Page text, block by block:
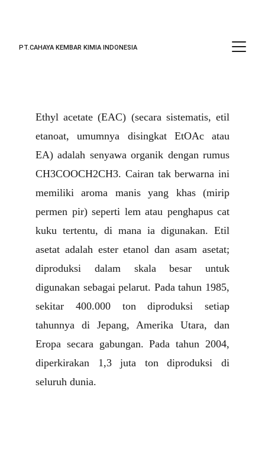
PT.CAHAYA KEMBAR KIMIA INDONESIA
Ethyl acetate (EAC) (secara sistematis, etil
etanoat, umumnya disingkat EtOAc atau
EA) adalah senyawa organik dengan rumus
CH3COOCH2CH3. Cairan tak berwarna ini
memiliki aroma manis yang khas (mirip
permen pir) seperti lem atau penghapus cat
kuku tertentu, di mana ia digunakan. Etil
asetat adalah ester etanol dan asam asetat;
diproduksi dalam skala besar untuk
digunakan sebagai pelarut. Pada tahun 1985,
sekitar 400.000 ton diproduksi setiap
tahunnya di Jepang, Amerika Utara, dan
Eropa secara gabungan. Pada tahun 2004,
diperkirakan 1,3 juta ton diproduksi di
seluruh dunia.